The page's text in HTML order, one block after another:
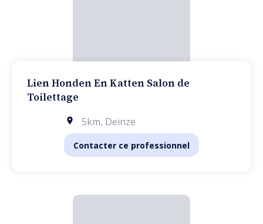
Lien Honden En Katten Salon de
Toilettage
5km, Deinze
Contacter ce professionnel